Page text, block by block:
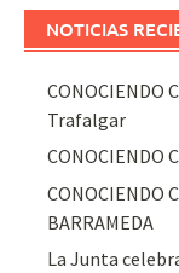
NOTICIAS
CONOCIENDO
Trafalgar
CONOCIENDO
CONOCIENDO
BARRAMEDA
La Junta